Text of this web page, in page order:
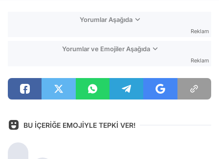
Yorumlar Aşağıda
Reklam
Yorumlar ve Emojiler Aşağıda
Reklam
BU İÇERİĞE EMOJİYLE TEPKİ VER!